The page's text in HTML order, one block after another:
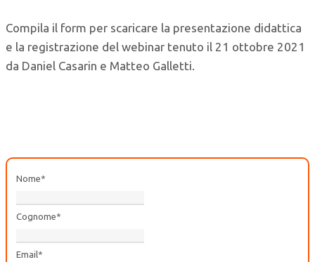
Compila il form per scaricare la presentazione didattica
e la registrazione del webinar tenuto il 21 ottobre 2021
da Daniel Casarin e Matteo Galletti.
Nome*
Cognome*
Email*